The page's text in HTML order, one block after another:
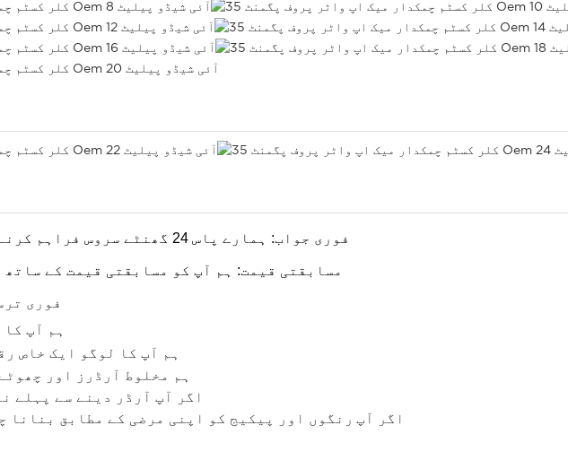
1، فوری جواب: ہمارے پاس 24 گھنٹے سروس فراہم کرنے والی ایک شاندار ٹیم ہے۔
2، مسابقتی قیمت: ہم آپ کو مسابقتی قیمت کے
فوری
ہم آپ
ہم آپ کا لوگو ایک خاص
ہم مخلوط آرڈرز اور
اگر آپ آرڈر دینے سے پہلے
اگر آپ رنگوں اور پیکیج کو اپنی مرضی کے مطابق بنانا